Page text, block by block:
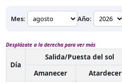
Mes: Año:
Desplázate a la derecha para ver más
Día
Salida/Puesta del sol
Amanecer
Atardecer